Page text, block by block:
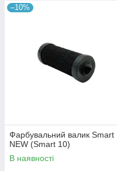
–10%
Фарбувальний валик Smart
NEW (Smart 10)
В наявності